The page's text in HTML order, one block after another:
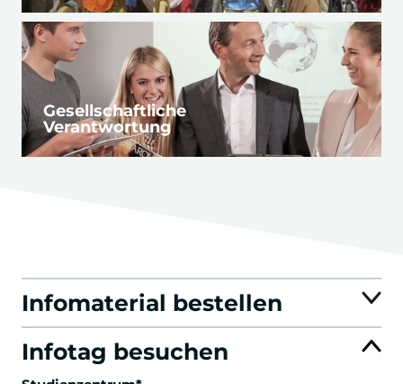
Gesellschaftliche
Verantwortung
Infomaterial bestellen
Infotag besuchen